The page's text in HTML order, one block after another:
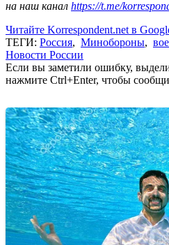
на наш канал https://t.me/
Читайте Korrespondent.net в
ТЕГИ: Россия, Минобороны,
Новости России
Если вы заметили ошибку,
нажмите Ctrl+Enter, чтобы